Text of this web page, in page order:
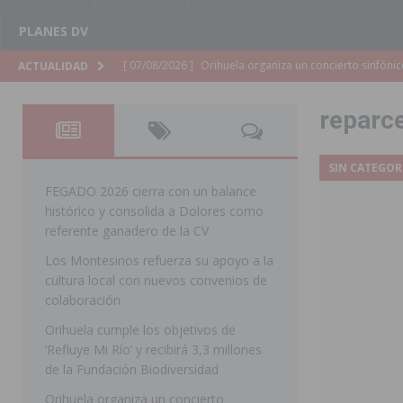
PLANES DV
ACTUALIDAD [ 07/08/2026 ] El Ayuntamiento de Almoradí mejora
[ 07/08/2026 ]
Educación destina 1,2 millones
[ 07/08/2026 ] La Policía Nacional desarticula un
clonación de llaves electrónicas
[ 07/08/2026 ] Torrevieja impulsa el empleo con la
[ 07/08/2026 ] Raiguero de Bonanza alerta del riesgo
[ 07/08/2026 ]
[ 07/08/2026 ] Benferri ya se prepara para dar
SIN
FEGADO 2026 cierra con un balance
histórico y consolida a Dolores como
referente ganadero de la CV
Los Montesinos refuerza su apoyo a la
cultura local con nuevos convenios de
colaboración
Orihuela cumple los objetivos de
‘Refluye Mi Río’ y recibirá 3,3 millones
de la Fundación Biodiversidad
Orihuela organiza un concierto